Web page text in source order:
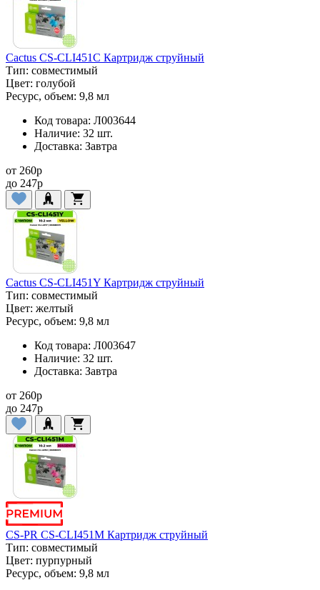
Cactus CS-CLI451C Картридж струйный
Тип: совместимый
Цвет: голубой
Ресурс, объем: 9,8 мл
Код товара: Л003644
Наличие: 32 шт.
Доставка: Завтра
от 260p
до 247p
Cactus CS-CLI451Y Картридж струйный
Тип: совместимый
Цвет: желтый
Ресурс, объем: 9,8 мл
Код товара: Л003647
Наличие: 32 шт.
Доставка: Завтра
от 260p
до 247p
CS-PR CS-CLI451M Картридж струйный
Тип: совместимый
Цвет: пурпурный
Ресурс, объем: 9,8 мл